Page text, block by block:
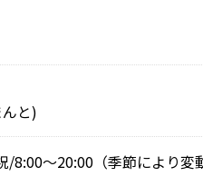
と)
/8:00～20:00（季節により変